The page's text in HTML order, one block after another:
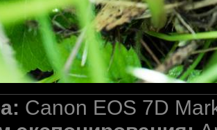
Canon EOS 7D